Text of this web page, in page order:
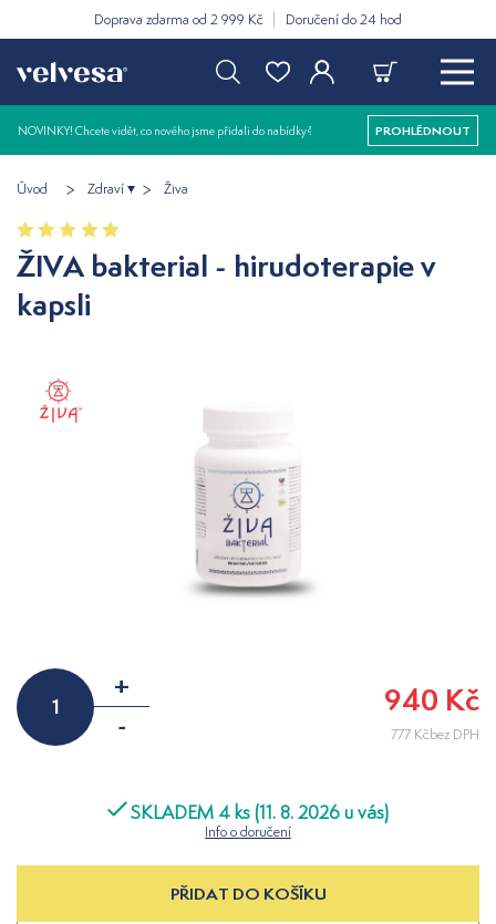
Doprava zdarma od 2 999 Kč Doručení do 24 hod
NOVINKY! Chcete vidět, co nového jsme přidali do nabídky? PROHLÉDNOUT
Úvod Zdraví Živa
ŽIVA bakterial - hirudoterapie v
kapsli
+
-
940 Kč
777 Kčbez DPH
SKLADEM 4 ks (11. 8. 2026 u vás)
Info o doručení
PŘIDAT DO KOŠÍKU